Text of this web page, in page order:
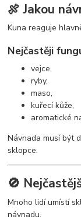
🍖 Jakou
Kuna reaguje
Nejčastěji
vejce,
ryby,
maso,
kuřecí kůže,
aromatické
Návnada musí být
sklopce.
🚫
Mnoho lidí umístí
návnadu.